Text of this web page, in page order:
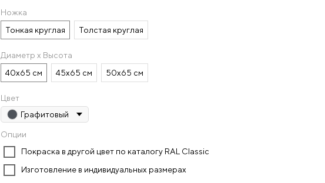
Ножка
Тонкая круглая
Толстая круглая
Диаметр х Высота
40х65 см
45х65 см 50х65 см
Цвет
Графитовый
Опции
Покраска в другой цвет по каталогу RAL Classic
Изготовление в индивидуальных размерах